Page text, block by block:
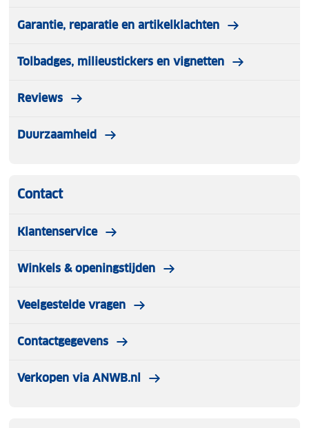
Garantie, reparatie en artikelklachten
Tolbadges, milieustickers en vignetten
Reviews
Duurzaamheid
Contact
Klantenservice
Winkels & openingstijden
Veelgestelde vragen
Contactgegevens
Verkopen via ANWB.nl